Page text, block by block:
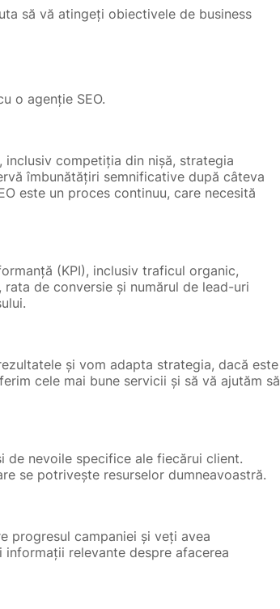
să vă atingeți obiectivele de business
o agenție SEO.
competiția din nișă, strategia
îmbunătățiri semnificative după câteva
este un proces continuu, care necesită
(KPI), inclusiv traficul organic,
de conversie și numărul de lead-uri
și vom adapta strategia, dacă este
cele mai bune servicii și să vă ajutăm să
nevoile specifice ale fiecărui client.
se potrivește resurselor dumneavoastră.
progresul campaniei și veți avea
relevante despre afacerea